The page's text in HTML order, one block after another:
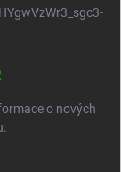
o nových